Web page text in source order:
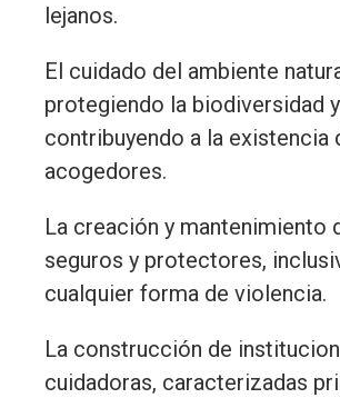
lejanos.
El cuidado del ambiente
protegiendo la biodiversidad y
contribuyendo a la existencia
acogedores.
La creación y mantenimiento
seguros y protectores,
cualquier forma de violencia.
La construcción de
cuidadoras, caracterizadas